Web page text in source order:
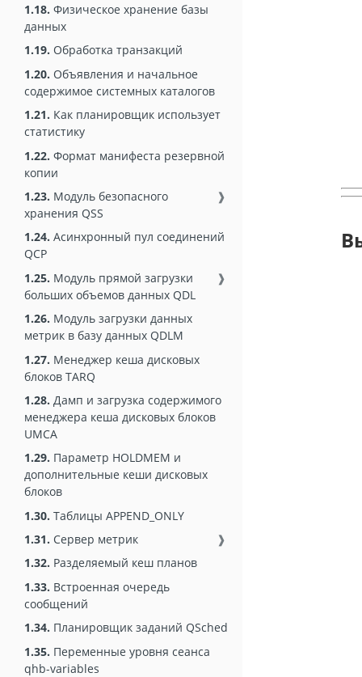
1.18. Физическое хранение базы
данных
1.19. Обработка транзакций
1.20. Объявления и начальное
содержимое системных каталогов
1.21. Как планировщик использует
статистику
1.22. Формат манифеста резервной
копии
1.23. Модуль безопасного
хранения QSS
❱
1.24. Асинхронный пул соединений
QCP
1.25. Модуль прямой загрузки
больших объемов данных QDL
❱
1.26. Модуль загрузки данных
метрик в базу данных QDLM
1.27. Менеджер кеша дисковых
блоков TARQ
1.28. Дамп и загрузка содержимого
менеджера кеша дисковых блоков
UMCA
1.29. Параметр HOLDMEM и
дополнительные кеши дисковых
блоков
1.30. Таблицы APPEND_ONLY
1.31. Сервер метрик
❱
1.32. Разделяемый кеш планов
1.33. Встроенная очередь
сообщений
1.34. Планировщик заданий QSched
1.35. Переменные уровня сеанса
qhb-variables